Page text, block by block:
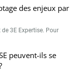
des enjeux par
3E Expertise. Pour
peuvent-ils se